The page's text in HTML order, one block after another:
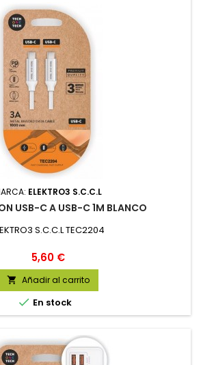
ELEKTRO3 S.C.C.L
USB-C A USB-C 1M BLANCO
S.C.C.L TEC2204
Precio
5,60 €
 Añadir al carrito
 En stock